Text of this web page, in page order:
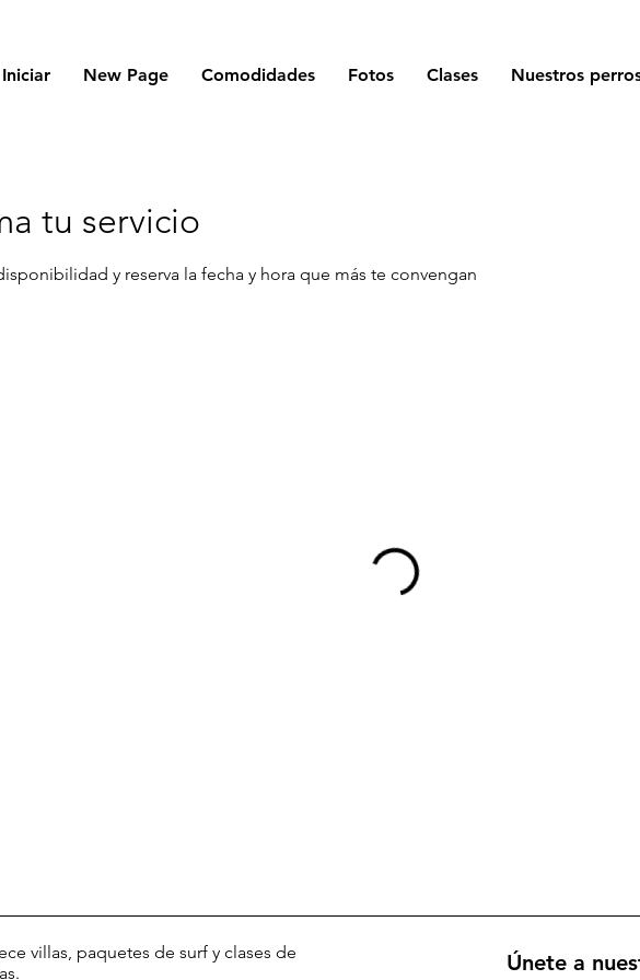
Iniciar New Page Comodidades Fotos Clases Nuestros
tu servicio
y reserva la fecha y hora que más te convengan
villas, paquetes de surf y clases de
Únete a